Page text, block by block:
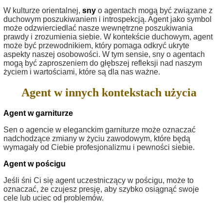
W kulturze orientalnej, sny o agentach mogą być związane z
duchowym poszukiwaniem i introspekcją. Agent jako symbol
może odzwierciedlać nasze wewnętrzne poszukiwania
prawdy i zrozumienia siebie. W kontekście duchowym, agent
może być przewodnikiem, który pomaga odkryć ukryte
aspekty naszej osobowości. W tym sensie, sny o agentach
mogą być zaproszeniem do głębszej refleksji nad naszym
życiem i wartościami, które są dla nas ważne.
Agent w innych kontekstach użycia
Agent w garniturze
Sen o agencie w eleganckim garniturze może oznaczać
nadchodzące zmiany w życiu zawodowym, które będą
wymagały od Ciebie profesjonalizmu i pewności siebie.
Agent w pościgu
Jeśli śni Ci się agent uczestniczący w pościgu, może to
oznaczać, że czujesz presję, aby szybko osiągnąć swoje
cele lub uciec od problemów.